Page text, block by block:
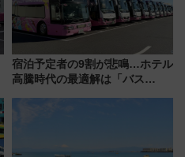
宿泊予定者の9割が悲鳴…ホテル
高騰時代の最適解は「バス
した、推し活遠征や観光時のリ